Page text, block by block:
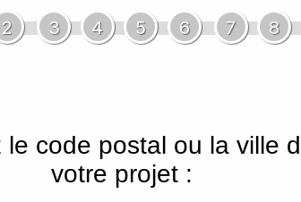
2 3 4 5 6 7 8
le code postal ou la ville
votre projet :